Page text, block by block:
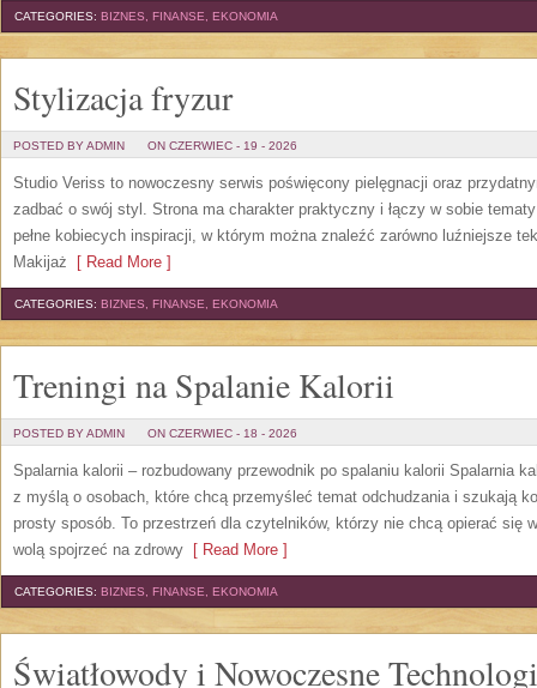
CATEGORIES: BIZNES, FINANSE, EKONOMIA
Stylizacja fryzur
POSTED BY ADMIN ON CZERWIEC - 19 - 2026
Studio Veriss to nowoczesny serwis poświęcony pielęgnacji oraz
zadbać o swój styl. Strona ma charakter praktyczny i łączy w sobie
pełne kobiecych inspiracji, w którym można znaleźć zarówno luźniejsze
Makijaż [ Read More ]
CATEGORIES: BIZNES, FINANSE, EKONOMIA
Treningi na Spalanie Kalorii
POSTED BY ADMIN ON CZERWIEC - 18 - 2026
Spalarnia kalorii – rozbudowany przewodnik po spalaniu kalorii Spalarnia
z myślą o osobach, które chcą przemyśleć temat odchudzania i szukają
prosty sposób. To przestrzeń dla czytelników, którzy nie chcą opierać się
wolą spojrzeć na zdrowy [ Read More ]
CATEGORIES: BIZNES, FINANSE, EKONOMIA
Światłowody i Nowoczesne